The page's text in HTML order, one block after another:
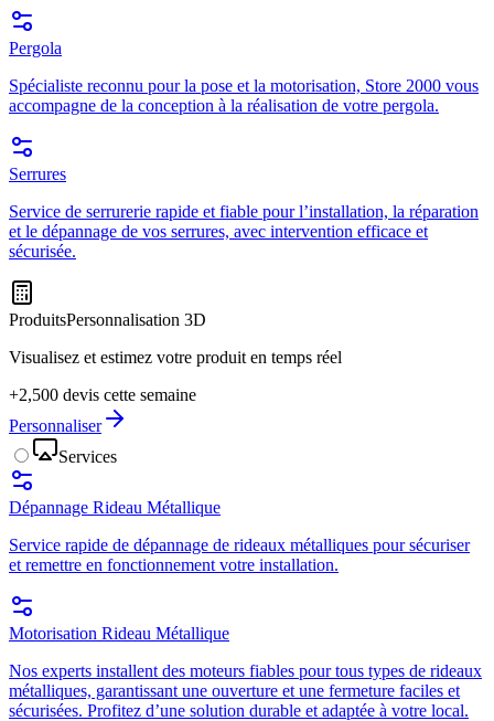
Pergola
Spécialiste reconnu pour la pose et la motorisation, Store 2000 vous
accompagne de la conception à la réalisation de votre pergola.
Serrures
Service de serrurerie rapide et fiable pour l’installation, la réparation
et le dépannage de vos serrures, avec intervention efficace et
sécurisée.
ProduitsPersonnalisation 3D
Visualisez et estimez votre produit en temps réel
+2,500 devis cette semaine
Personnaliser
Services
Dépannage Rideau Métallique
Service rapide de dépannage de rideaux métalliques pour sécuriser
et remettre en fonctionnement votre installation.
Motorisation Rideau Métallique
Nos experts installent des moteurs fiables pour tous types de rideaux
métalliques, garantissant une ouverture et une fermeture faciles et
sécurisées. Profitez d’une solution durable et adaptée à votre local.